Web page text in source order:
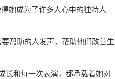
她成为了许多人心中的独特人
帮助的人发声，帮助他们改善生
长和每一次表演，都承载着她对